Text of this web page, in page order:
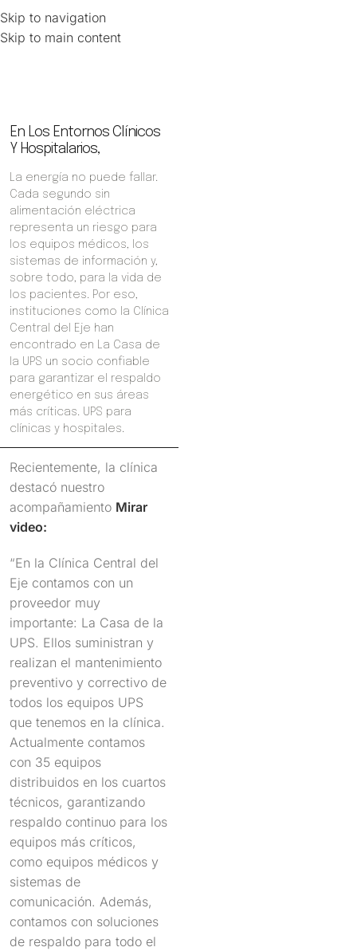
Skip to navigation
Skip to main content
En Los Entornos Clínicos
Y Hospitalarios,
La energía no puede fallar.
Cada segundo sin
alimentación eléctrica
representa un riesgo para
los equipos médicos, los
sistemas de información y,
sobre todo, para la vida de
los pacientes. Por eso,
instituciones como la Clínica
Central del Eje han
encontrado en La Casa de
la UPS un socio confiable
para garantizar el respaldo
energético en sus áreas
más críticas. UPS para
clínicas y hospitales.
Recientemente, la clínica
destacó nuestro
acompañamiento Mirar
video:
“En la Clínica Central del
Eje contamos con un
proveedor muy
importante: La Casa de la
UPS. Ellos suministran y
realizan el mantenimiento
preventivo y correctivo de
todos los equipos UPS
que tenemos en la clínica.
Actualmente contamos
con 35 equipos
distribuidos en los cuartos
técnicos, garantizando
respaldo continuo para los
equipos más críticos,
como equipos médicos y
sistemas de
comunicación. Además,
contamos con soluciones
de respaldo para todo el